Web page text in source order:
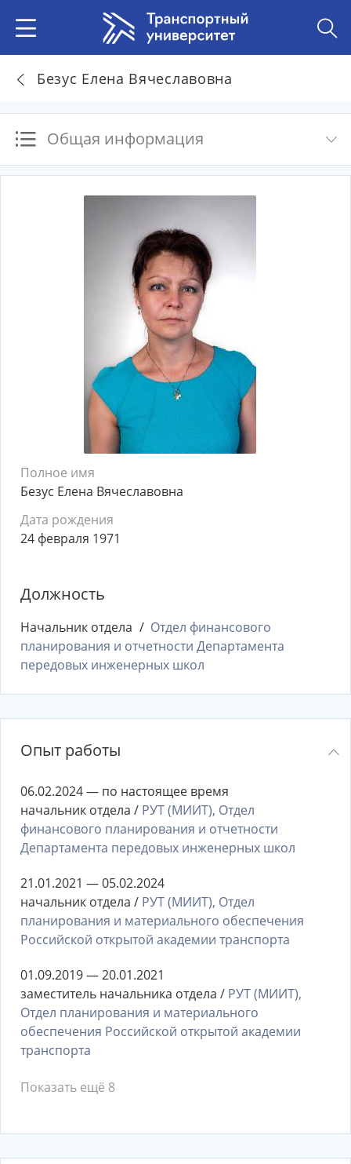
Безус Елена Вячеславовна
Общая информация
Полное имя
Безус Елена Вячеславовна
Дата рождения
24 февраля 1971
Должность
Начальник отдела
Отдел финансового
планирования и отчетности Департамента
передовых инженерных школ
Опыт работы
06.02.2024 — по настоящее время
начальник отдела / РУТ (МИИТ), Отдел
финансового планирования и отчетности
Департамента передовых инженерных школ
21.01.2021 — 05.02.2024
начальник отдела / РУТ (МИИТ), Отдел
планирования и материального обеспечения
Российской открытой академии транспорта
01.09.2019 — 20.01.2021
заместитель начальника отдела / РУТ (МИИТ),
Отдел планирования и материального
обеспечения Российской открытой академии
транспорта
Показать ещё 8